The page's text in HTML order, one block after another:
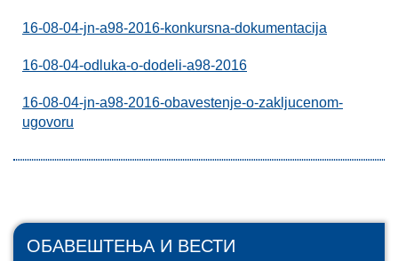
16-08-04-jn-a98-2016-konkursna-dokumentacija
16-08-04-odluka-o-dodeli-a98-2016
16-08-04-jn-a98-2016-obavestenje-o-zakljucenom-
ugovoru
ОБАВЕШТЕЊА И ВЕСТИ